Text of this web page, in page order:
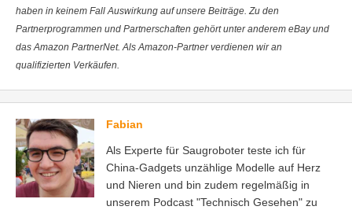
haben in keinem Fall Auswirkung auf unsere Beiträge. Zu den
Partnerprogrammen und Partnerschaften gehört unter anderem eBay und
das Amazon PartnerNet. Als Amazon-Partner verdienen wir an
qualifizierten Verkäufen.
Fabian
Als Experte für Saugroboter teste ich für
China-Gadgets unzählige Modelle auf Herz
und Nieren und bin zudem regelmäßig in
unserem Podcast "Technisch Gesehen" zu